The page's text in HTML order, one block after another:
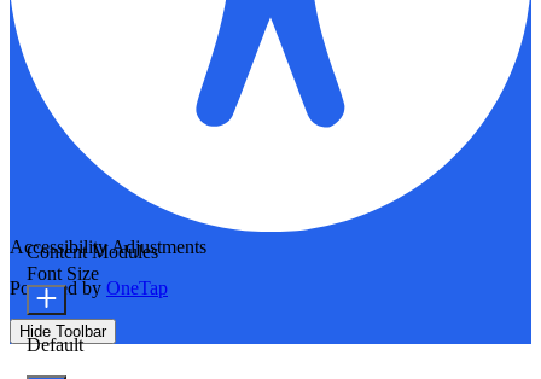
Accessibility Adjustments
Powered by OneTap
Hide Toolbar
Content Modules
Font Size
Default